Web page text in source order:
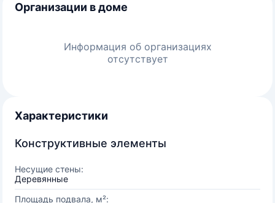
Организации в доме
Информация об организациях
отсутствует
Характеристики
Конструктивные элементы
Несущие стены:
Деревянные
Площадь подвала, м²: